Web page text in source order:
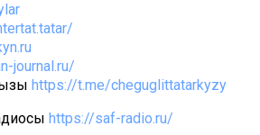
journal.ru/
https://t.me/cheguglittatarkyzy
https://saf-radio.ru/